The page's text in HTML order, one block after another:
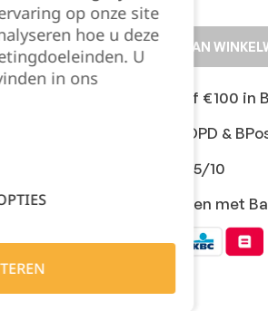
TOEVOEGEN AAN
Gratis levering vanaf €100 in
Snelle levering met DPD &
Klanten geven ons 9,5/10
Veilig online afrekenen met
op onze site
hoe u deze
U
in ons